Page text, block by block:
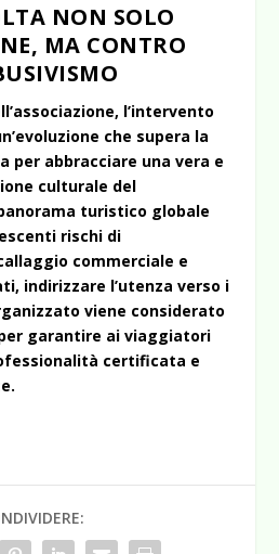
NON SOLO
MA CONTRO
l’intervento
che supera la
per abbracciare una vera e
culturale del
turistico globale
rischi di
commerciale e
indirizzare l’utenza verso i
viene considerato
garantire ai viaggiatori
certificata e